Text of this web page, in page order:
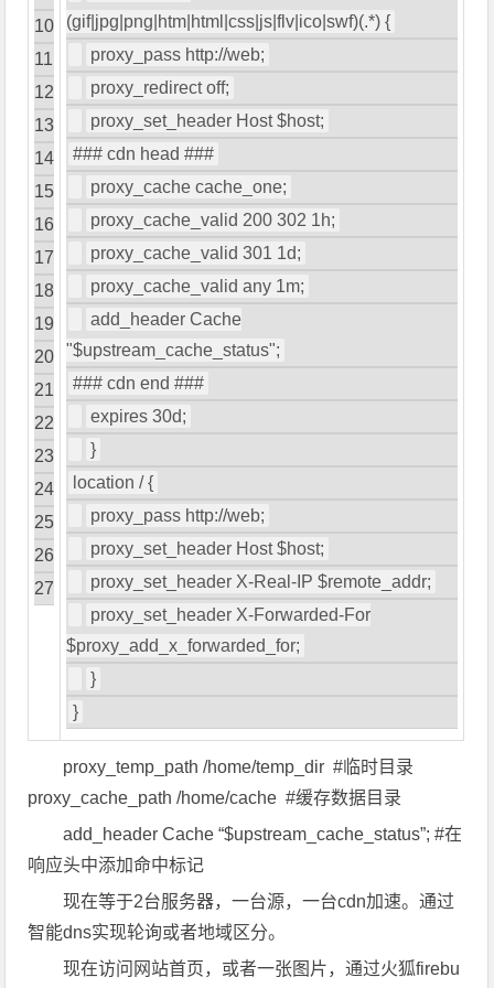
10
11
12
13
14
15
16
17
18
19
20
21
22
23
24
25
26
27
(gif| jpg png htm html |css js |flv ico |swf)(.*) {
proxy_pass http://web;
proxy_redirect off;
proxy_set_header Host$host;
### cdn head ###
proxy_cache cache_one;
proxy_cache_valid 200 302 1h;
proxy_cache_valid301 1d;
proxy_cache_valid any 1m;
add_headerCache
"$upstream_cache_status";
### cdn end ###
expires30d;
}
location/ {
proxy_pass http://web;
proxy_set_header Host$host;
proxy_set_header X-Real- IP $remote_addr;
proxy_set_header X-Forwarded-For
$proxy_add_x_forwarded_for;
}
}
proxy_temp_path /home/temp_dir #临时目录
proxy_cache_path /home/cache #缓存数据目录
add_header Cache “$upstream_cache_status”; #在
响应头中添加命中标记
现在等于2台服务器，一台源，一台cdn加速。通过
智能dns实现轮询或者地域区分。
现在访问网站首页，或者一张图片，通过火狐firebu